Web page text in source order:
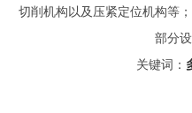
切削机构以及压紧定位机构等
部分设
关键词：